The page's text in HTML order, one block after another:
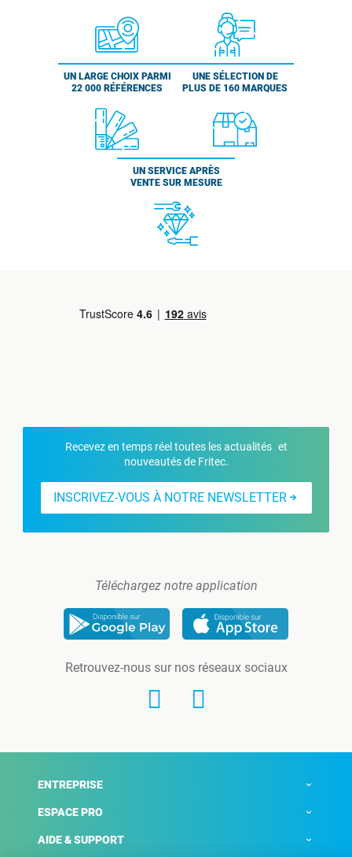
UN LARGE CHOIX PARMI
22 000 RÉFÉRENCES
UNE SÉLECTION DE
PLUS DE 160 MARQUES
UN SERVICE APRÈS
VENTE SUR MESURE
Recevez en temps réel toutes les actualités et
nouveautés de Fritec.
INSCRIVEZ-VOUS À NOTRE NEWSLETTER
Téléchargez notre application
Retrouvez-nous sur nos réseaux sociaux
ENTREPRISE
ESPACE PRO
AIDE & SUPPORT